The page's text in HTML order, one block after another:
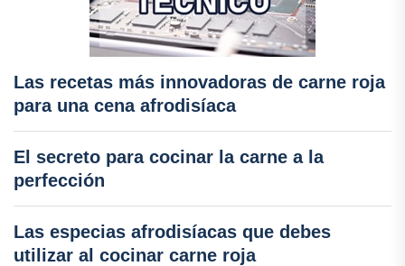
Las recetas más innovadoras de carne roja
para una cena afrodisíaca
El secreto para cocinar la carne a la
perfección
Las especias afrodisíacas que debes
utilizar al cocinar carne roja